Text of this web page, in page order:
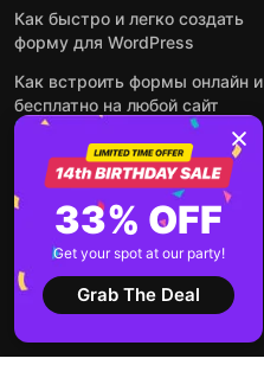
Как быстро и легко создать
форму для WordPress
Как встроить формы онлайн и
бесплатно на любой сайт
Как встроить ленту Instagram
на сайт
Как добавить чат-бота на
основе искусственного
интеллекта на свой сайт
Посмотреть все посты
33% OFF
Get your spot at our party!
Grab The Deal